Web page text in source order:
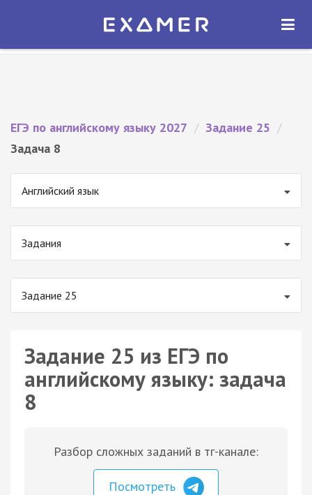
Экзамер — ЕГЭ 2027
ОТКРЫТЬ
ЕГЭ по английскому языку 2027 / Задание 25 /
Задача 8
Английский язык
Задания
Задание 25
Задание 25 из ЕГЭ по
английскому языку: задача
8
Разбор сложных заданий в тг-канале:
Посмотреть